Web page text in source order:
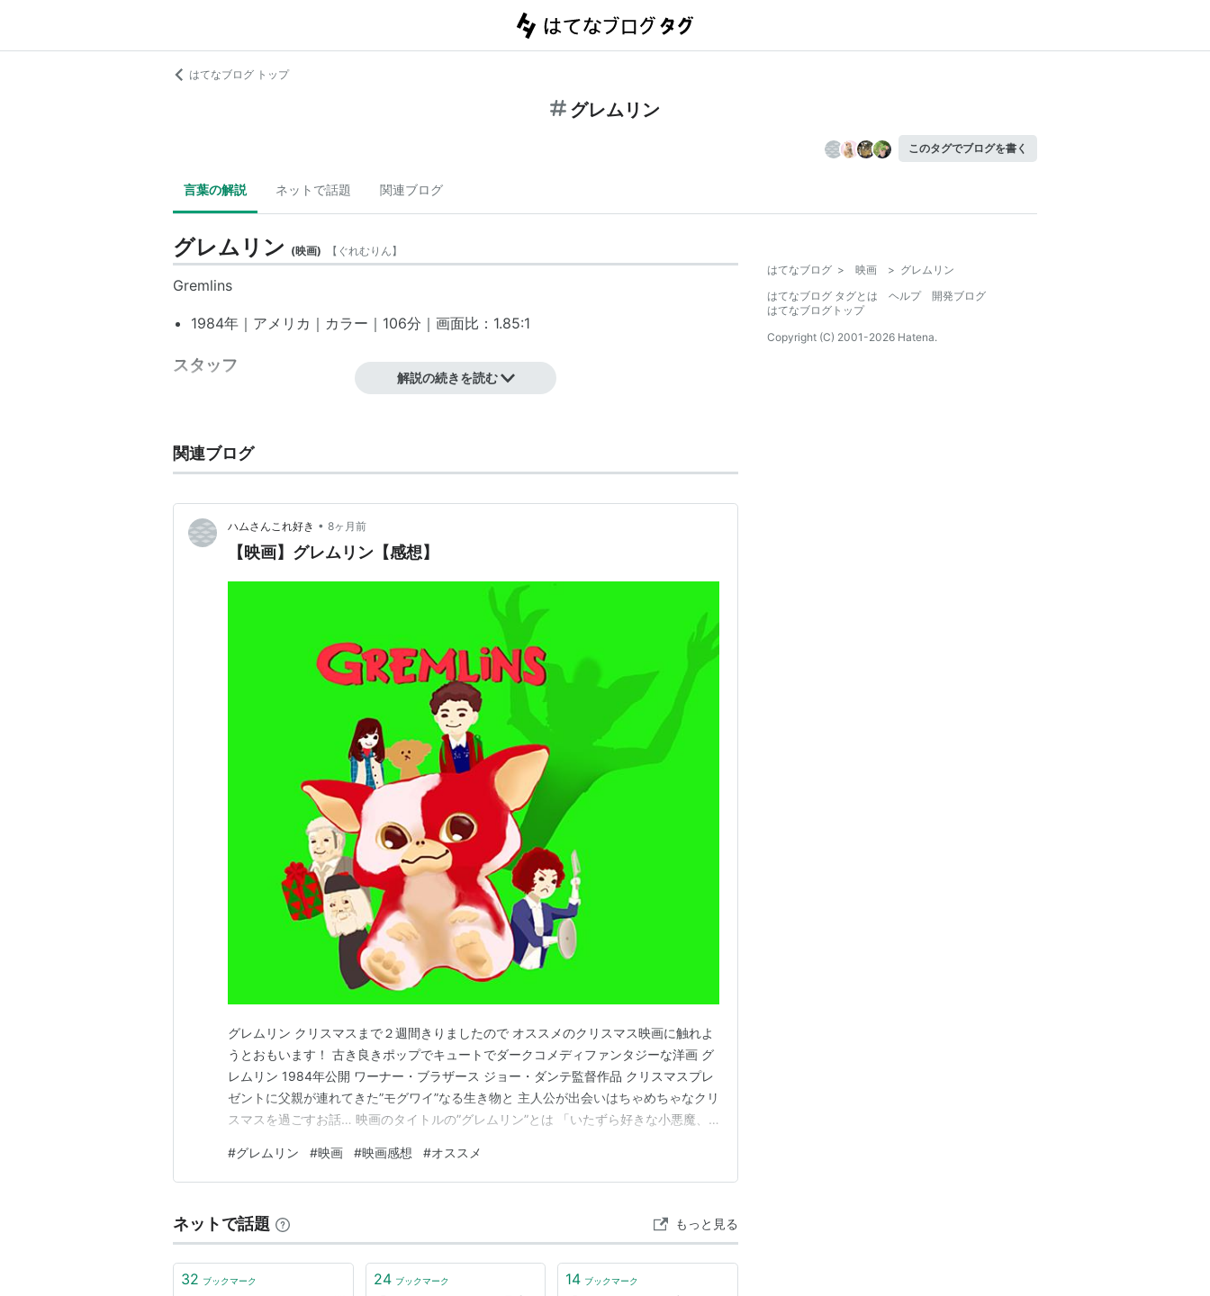
はてなブログ トップ
グレムリン
このタグでブログを書く
言葉の解説 ネットで話題 関連ブログ
グレムリン (映画) 【 ぐれむりん】
Gremlins
1984年｜アメリカ｜カラー｜106分｜画面比：1.85:1
スタッフ
製作総指揮：
ン・ケネディ
脚本：クリス・コロンバス
撮影：ジョン・ホラ
ティナ・ハーシュ
音楽：ジェリー・ゴールドスミス
クリス・ウェイラス
キャスト （）内はDVD吹き替え版の声優
ビリー………………………………ザック・ギャリガン （関俊彦）
ケイト………………………………フィービー・ケイツ
（玉川紗己子）
ビリーの父ランド・ペルツァー…ホイト・アクストン（富田耕生）
リン…………………………………フランセス・リー・マッケイン
（池田昌子）
ピート………………………………コリー・フェルドマン （坂本千夏）
発明家ランドは息子ビリーへのクリスマス・プレゼントとして、チャイナタウンで手に
入れた可愛い生物モグワイを贈る。だがモグワイを飼うには3つのルールがあり、その
ルールが破られた時、凶悪で狡猾な怪物グレムリンが増殖してしまうのだ。
ファンタスティックでグロテスクな大ヒット作。「モグワイが可愛い！」と公開当時か
なり評判になり、ちょっとしたブームに。ギズモのぬいぐるみはかなり売れていた（現
なホラー映画で、当初はそのようになる予定だった。だが、監督のダンテが長年敬愛し
ていた作曲家ジェリー・ゴールドスミスに音楽を依頼したところ、脚本を読んだゴール
ドスミスが「こんな曲はどうだね？」とピアノで弾いたのが、あの有名な「グレムリ
ン・ラグ」。この曲が基となって、映画の企画は騒々しくもコミカルな方向へと変貌し
たのだ。
関連作品
グレムリン2／新・種・誕・生
関連語
解説の続きを読む
関連ブログ
ハムさんこれ好き • 8ヶ月前
【映画】グレムリン【感想】
グレムリン クリスマスまで２週間きりましたので オススメのクリスマス映画に触れよ
うとおもいます！ 古き良きポップでキュートでダークコメディファンタジーな洋画 グ
レムリン 1984年公開 ワーナー・ブラザース ジョー・ダンテ監督作品 クリスマスプレ
ゼントに父親が連れてきた”モグワイ”なる生き物と 主人公が出会いはちゃめちゃなクリ
スマスを過ごすお話… 映画のタイトルの”グレムリン”とは 「いたずら好きな小悪魔、
謎の生き物 ノベライズ版に詳細があるらしいぞ！ 主人公のお家に来た子は モグワイ属
イイ子科、名はギズモという…
#グレムリン #映画 #映画感想 #オススメ
ネットで話題 もっと見る
32 ブックマーク 24 ブックマーク 14 ブックマーク
はてなブログ > 映画 > グレムリン
はてなブログ タグとは
ヘルプ
開発ブログ
はてなブログトップ
Copyright (C) 2001-2026 Hatena.